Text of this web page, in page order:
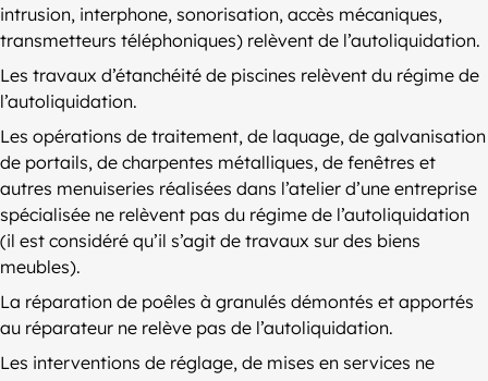
intrusion, interphone, sonorisation, accès mécaniques,
transmetteurs téléphoniques) relèvent de l’autoliquidation.
Les travaux d’étanchéité de piscines relèvent du régime de
l’autoliquidation.
Les opérations de traitement, de laquage, de galvanisation
de portails, de charpentes métalliques, de fenêtres et
autres menuiseries réalisées dans l’atelier d’une entreprise
spécialisée ne relèvent pas du régime de l’autoliquidation
(il est considéré qu’il s’agit de travaux sur des biens
meubles).
La réparation de poêles à granulés démontés et apportés
au réparateur ne relève pas de l’autoliquidation.
Les interventions de réglage, de mises en services ne